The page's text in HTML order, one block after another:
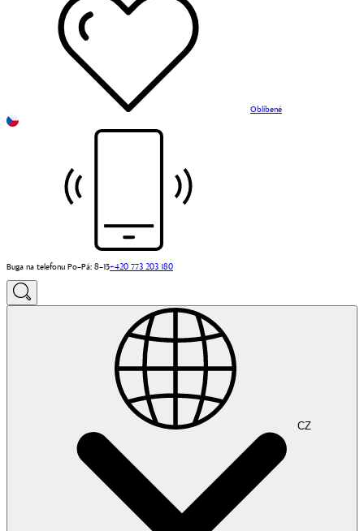
Oblíbené
Buga na telefonu Po–Pá: 8–15+420 773 203 180
CZ